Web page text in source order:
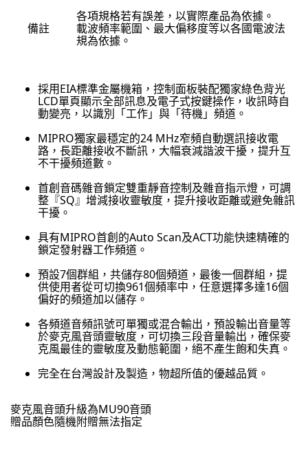
備註
各項規格若有誤差，以實際產品為依據。
載波頻率範圍、最大偏移度等以各國電波法
規為依據。
採用EIA標準金屬機箱，控制面板裝配獨家綠色背光
LCD單頁顯示全部訊息及電子式按鍵操作，收訊時自
動變亮，以識別「工作」與「待機」頻道。
MIPRO獨家最穩定的24 MHz窄頻自動選訊接收電
路，長距離接收不斷訊，大幅衰減諧波干擾，提升互
不干擾頻道數。
首創音碼雜音鎖定雙重靜音控制及雜音指示燈，可調
整『SQ』增減接收靈敏度，提升接收距離或避免雜訊
干擾。
具有MIPRO首創的Auto Scan及ACT功能快速精確的
鎖定發射器工作頻道。
預設7個群組，共儲存80個頻道，最後一個群組，提
供使用者從可切換961個頻率中，任意選擇多達16個
偏好的頻道加以儲存。
各頻道音頻訊號可單獨或混合輸出，預設輸出音量等
於麥克風音頭靈敏度，可切換三段音量輸出，確保麥
克風最佳的靈敏度及動態範圍，絕不產生飽和失真。
完全在台灣設計及製造，物超所值的優越品質。
麥克風音頭升級為MU90音頭
贈品顏色隨機附贈無法指定